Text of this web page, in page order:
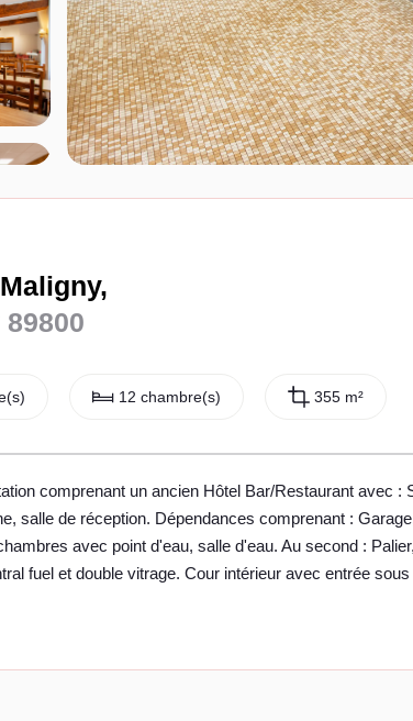
12 chambre(s) 355 m²
comprenant un ancien Hôtel Bar/Restaurant avec :
salle de réception. Dépendances comprenant :
avec point d'eau, salle d'eau. Au second :
fuel et double vitrage. Cour intérieur avec entrée